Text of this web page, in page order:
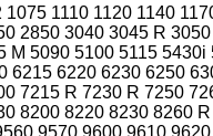
1075 1110 1120 1140
2850 3040 3045 R 3050
M 5090 5100 5115 5430i
6215 6220 6230 6250
7215 R 7230 R 7250
8200 8220 8230 8260 R
9570 9600 9610 9620